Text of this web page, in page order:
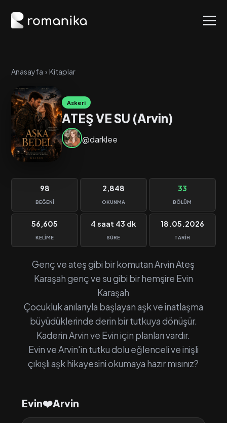
Anasayfa › Kitaplar
Askeri
ATEŞ VE SU (Arvin)
@darklee
98
BEĞENI
2,848
OKUNMA
33
BÖLÜM
56,605
KELIME
4 saat 43 dk
SÜRE
18.05.2026
TARIH
Genç ve ateş gibi bir komutan Arvin Ateş
Karaşah genç ve su gibi bir hemşire Evin
Karaşah
Çocukluk anılarıyla başlayan aşk ve inatlaşma
büyüdüklerinde derin bir tutkuya dönüşür.
Kaderin Arvin ve Evin için planları vardır.
Evin ve Arvin'in tutku dolu eğlenceli ve inişli
çıkışlı aşk hikayesini okumaya hazır mısınız?
Evin❤️Arvin